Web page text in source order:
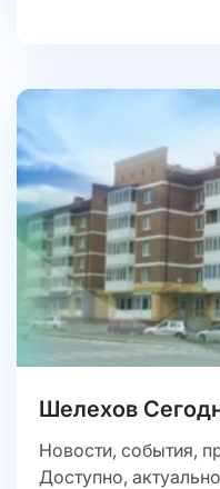
Шелехов
Новости, события,
Доступно,